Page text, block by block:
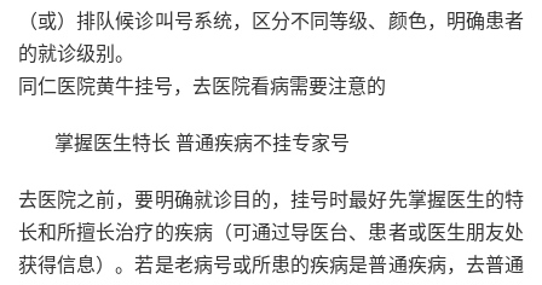
（或）排队候诊叫号系统，区分不同等级、颜色，明确患者
的就诊级别。
同仁医院黄牛挂号，去医院看病需要注意的
掌握医生特长 普通疾病不挂专家号
去医院之前，要明确就诊目的，挂号时最好先掌握医生的特
长和所擅长治疗的疾病（可通过导医台、患者或医生朋友处
获得信息）。若是老病号或所患的疾病是普通疾病，去普通